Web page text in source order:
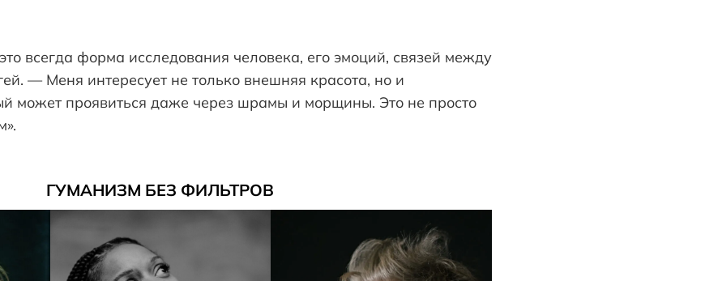
всегда форма исследования человека, его эмоций, связей между
— Меня интересует не только внешняя красота, но и
может проявиться даже через шрамы и морщины. Это не просто
ГУМАНИЗМ БЕЗ ФИЛЬТРОВ